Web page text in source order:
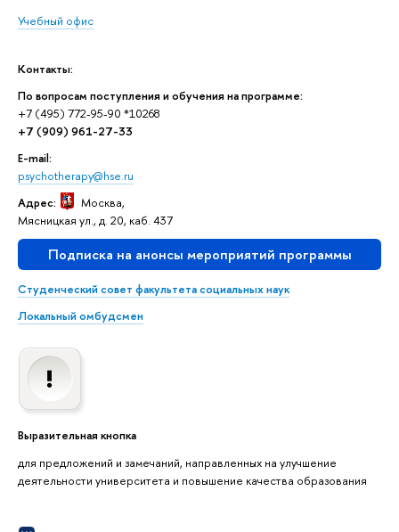
Учебный офис
Контакты:
По вопросам поступления и обучения на программе:
+7 (495) 772-95-90 *10268
+7 (909) 961-27-33
E-mail:
psychotherapy@hse.ru
Адрес:
Москва,
Мясницкая ул., д. 20, каб. 437
Подписка на анонсы мероприятий программы
Студенческий совет факультета социальных наук
Локальный омбудсмен
Выразительная кнопка
для предложений и замечаний, направленных на улучшение
деятельности университета и повышение качества образования